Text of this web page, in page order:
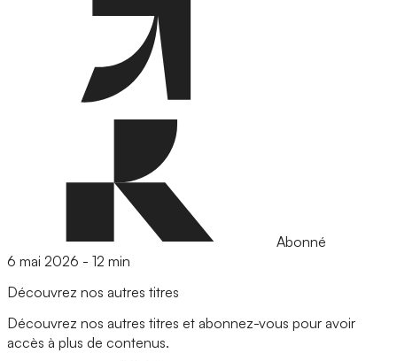
Abonné
6 mai 2026 - 12 min
Découvrez nos autres titres
Découvrez nos autres titres et abonnez-vous pour avoir
accès à plus de contenus.